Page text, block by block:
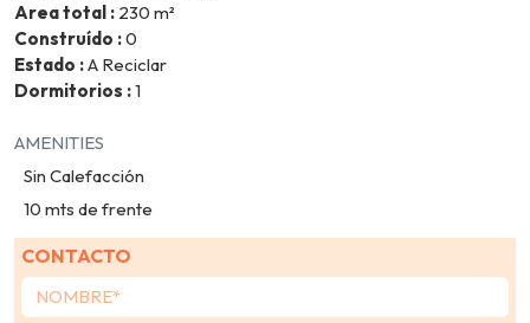
Area total : 230 m²
Construído :0
Estado :A Reciclar
Dormitorios :1
AMENITIES
Sin Calefacción
10 mts de frente
CONTACTO